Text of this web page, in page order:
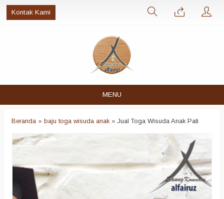
Kontak Kami
MENU
Beranda » baju toga wisuda anak» Jual Toga Wisuda Anak Pati